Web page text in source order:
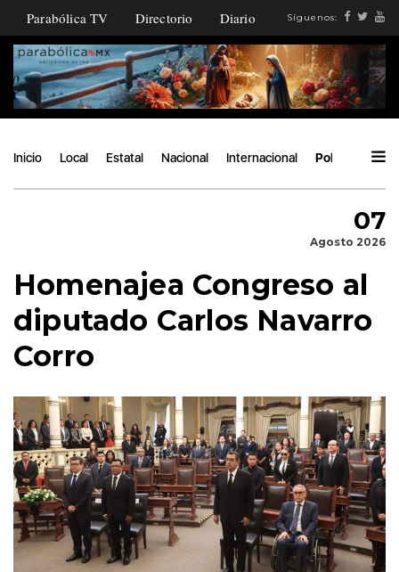
Parabólica TV Directorio Diario Síguenos:
Inicio Local Estatal Nacional Internacional Política
07
Agosto 2026
Homenajea Congreso al
diputado Carlos Navarro
Corro